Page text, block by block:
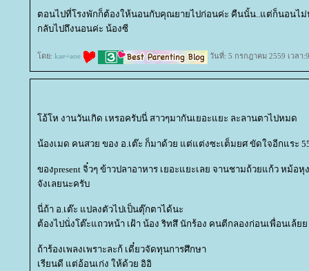
ตอนไปที่โรงพักก็ต้องให้นอนกับคุณยายไปก่อนค่ะ คืนนั้น..แต่ก็นอนไม่
กลับไปถึงนอนค่ะ น้องซี
ดย: kae+aoe วันที่: 5 กรกฎาคม 2559 เวลา
อ้โห งานวันเกิด เหรอครับนี่ สาวๆมากันเยอะแยะ ละลานตาไปหมด
น้องเมด คนสวย ของ อ.เต๊ะ ก็มาด้วย แต่แต่งซะเต็มยศ ขัดใจอีกแระ
ของpresent จิ๋วๆ ข้าวปลาอาหาร เยอะแยะเลย จานชามถ้วยแก้ว หม้อ
จังเลยนะครับ
นี่ถ้า อ.เต๊ะ แปลงตัวไปเป็นตุ๊กตาได้นะ
ต้องไปนั่งโต๊ะแถวหน้า เฝ้า น้อง ริทสึ นักร้อง คนตีกลองก่อนเพื่อนเล้
ถ้าร้องเพลงเพราะละก้ เดี๋ยวจัดทุนการศึกษา
เรียนดี แต่อ้อนเก่ง ให้ด้วย อิอิ